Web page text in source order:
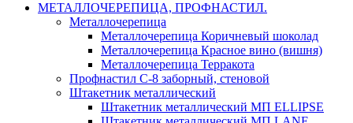
МЕТАЛЛОЧЕРЕПИЦА, ПРОФНАСТИЛ.
Металлочерепица
Металлочерепица Коричневый шоколад
Металлочерепица Красное вино (вишня)
Металлочерепица Терракота
Профнастил С-8 заборный, стеновой
Штакетник металлический
Штакетник металлический МП ELLIPSE